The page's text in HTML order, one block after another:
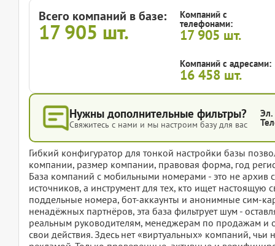
Всего компаний в базе:
17 905 шт.
Компаний с
телефонами:
17 905 шт.
Компаний с адресами:
16 458 шт.
Нужны дополнительные фильтры?
Свяжитесь с нами и мы настроим базу для вас
Эл.
Гибкий конфигуратор для тонкой настройки базы
компании, размер компании, правовая форма, год
База компаний с мобильными номерами - это не архив
источников, а инструмент для тех, кто ищет настоящую
поддельные номера, бот-аккаунты и анонимные сим-
ненадёжных партнёров, эта база фильтрует шум -
реальным руководителям, менеджерам по продажам и
свои действия. Здесь нет «виртуальных» компаний, чьи